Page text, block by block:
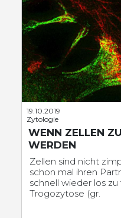
19.10.2019
Zytologie
WENN ZELLEN
WERDEN
Zellen sind nicht
schon mal ihren
schnell wieder los
Trogozytose (gr.